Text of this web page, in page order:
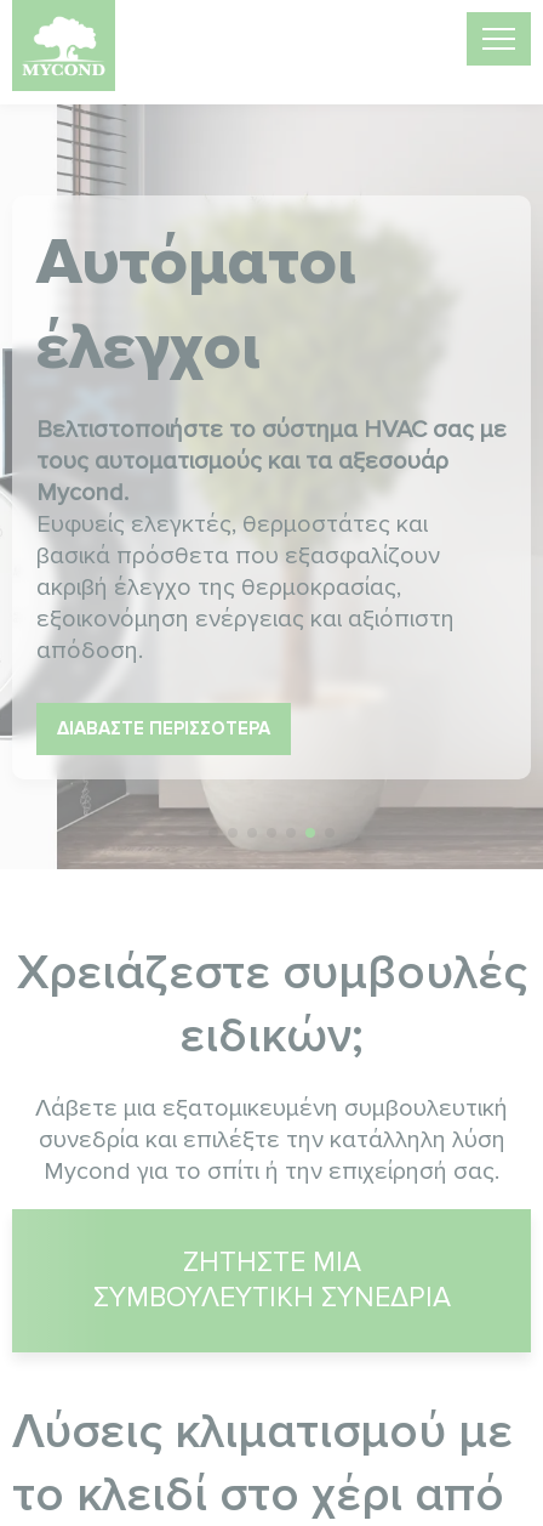
Αυτόματοι
έλεγχοι
Βελτιστοποιήστε το σύστημα HVAC σας με
τους αυτοματισμούς και τα αξεσουάρ
Mycond.
Ευφυείς ελεγκτές, θερμοστάτες και
βασικά πρόσθετα που εξασφαλίζουν
ακριβή έλεγχο της θερμοκρασίας,
εξοικονόμηση ενέργειας και αξιόπιστη
απόδοση.
ΔΙΑΒΆΣΤΕ ΠΕΡΙΣΣΌΤΕΡΑ
Χρειάζεστε συμβουλές
ειδικών;
Λάβετε μια εξατομικευμένη συμβουλευτική
συνεδρία και επιλέξτε την κατάλληλη λύση
Mycond για το σπίτι ή την επιχείρησή σας.
ΖΗΤΉΣΤΕ ΜΙΑ
ΣΥΜΒΟΥΛΕΥΤΙΚΉ ΣΥΝΕΔΡΊΑ
Λύσεις κλιματισμού με
το κλειδί στο χέρι από